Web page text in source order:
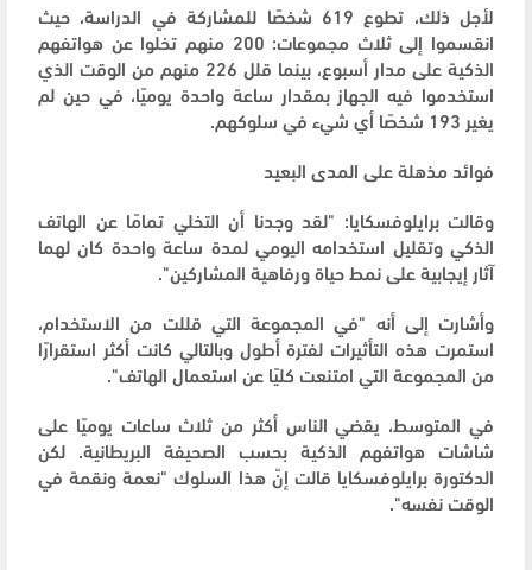
لأجل ذلك، تطوع 619 شخصًا للمشاركة في الدراسة، حيث
انقسموا إلى ثلاث مجموعات: 200 منهم تخلوا عن هواتفهم
الذكية على مدار أسبوع، بينما قلل 226 منهم من الوقت الذي
استخدموا فيه الجهاز بمقدار ساعة واحدة يوميًا، في حين لم
يغير 193 شخصًا أي شيء في سلوكهم.
فوائد مذهلة على المدى البعيد
وقالت برايلوفسكايا: "لقد وجدنا أن التخلي تمامًا عن الهاتف
الذكي وتقليل استخدامه اليومي لمدة ساعة واحدة كان لهما
آثار إيجابية على نمط حياة ورفاهية المشاركين".
وأشارت إلى أنه "في المجموعة التي قللت من الاستخدام،
استمرت هذه التأثيرات لفترة أطول وبالتالي كانت أكثر استقرارًا
من المجموعة التي امتنعت كليًا عن استعمال الهاتف".
في المتوسط، يقضي الناس أكثر من ثلاث ساعات يوميًا على
شاشات هواتفهم الذكية بحسب الصحيفة البريطانية. لكن
الدكتورة برايلوفسكايا قالت إنّ هذا السلوك "نعمة ونقمة في
الوقت نفسه".